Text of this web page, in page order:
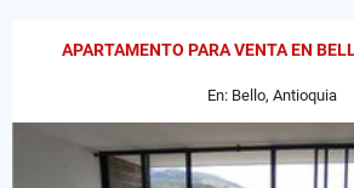
APARTAMENTO PARA VENTA EN
En: Bello, Antioquia